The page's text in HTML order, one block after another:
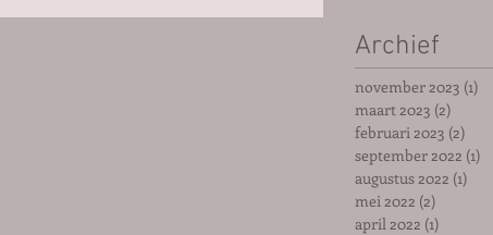
Archief
november 2023 (1)
maart 2023 (2)
februari 2023 (2)
september 2022 (1)
augustus 2022 (1)
mei 2022 (2)
april 2022 (1)